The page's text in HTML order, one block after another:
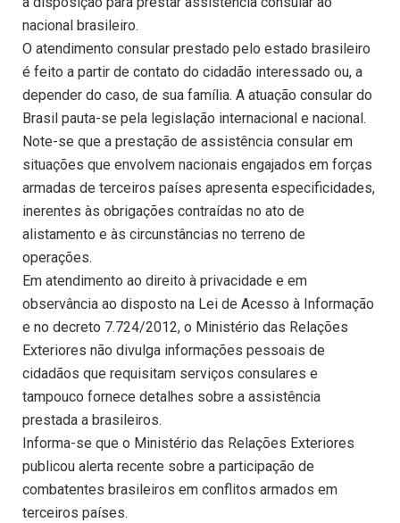
nacional brasileiro.
O atendimento consular prestado pelo estado brasileiro
é feito a partir de contato do cidadão interessado ou, a
depender do caso, de sua família. A atuação consular do
Brasil pauta-se pela legislação internacional e nacional.
Note-se que a prestação de assistência consular em
situações que envolvem nacionais engajados em forças
armadas de terceiros países apresenta especificidades,
inerentes às obrigações contraídas no ato de
alistamento e às circunstâncias no terreno de
operações.
Em atendimento ao direito à privacidade e em
observância ao disposto na Lei de Acesso à Informação
e no decreto 7.724/2012, o Ministério das Relações
Exteriores não divulga informações pessoais de
cidadãos que requisitam serviços consulares e
tampouco fornece detalhes sobre a assistência
prestada a brasileiros.
Informa-se que o Ministério das Relações Exteriores
publicou alerta recente sobre a participação de
combatentes brasileiros em conflitos armados em
terceiros países.